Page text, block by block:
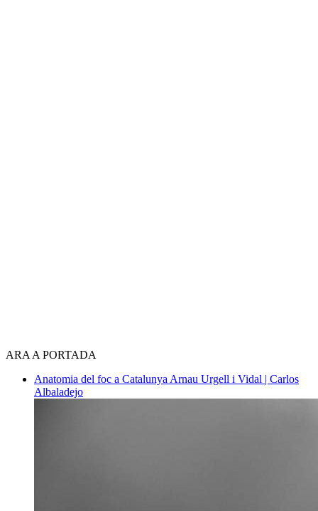
ARA A PORTADA
Anatomia del foc a Catalunya Arnau Urgell i Vidal | Carlos
Albaladejo